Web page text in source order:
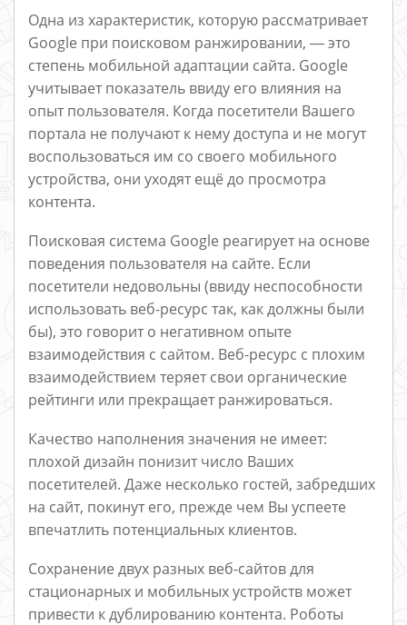
Одна из характеристик, которую рассматривает
Google при поисковом ранжировании, ― это
степень мобильной адаптации сайта. Google
учитывает показатель ввиду его влияния на
опыт пользователя. Когда посетители Вашего
портала не получают к нему доступа и не могут
воспользоваться им со своего мобильного
устройства, они уходят ещё до просмотра
контента.
Поисковая система Google реагирует на основе
поведения пользователя на сайте. Если
посетители недовольны (ввиду неспособности
использовать веб-ресурс так, как должны были
бы), это говорит о негативном опыте
взаимодействия с сайтом. Веб-ресурс с плохим
взаимодействием теряет свои органические
рейтинги или прекращает ранжироваться.
Качество наполнения значения не имеет:
плохой дизайн понизит число Ваших
посетителей. Даже несколько гостей, забредших
на сайт, покинут его, прежде чем Вы успеете
впечатлить потенциальных клиентов.
Сохранение двух разных веб-сайтов для
стационарных и мобильных устройств может
привести к дублированию контента. Роботы